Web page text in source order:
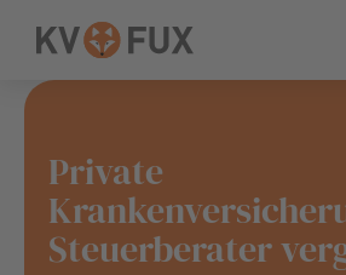
Private
Steuerberater